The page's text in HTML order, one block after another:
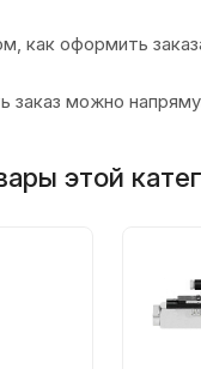
как оформить
заказ можно
этой